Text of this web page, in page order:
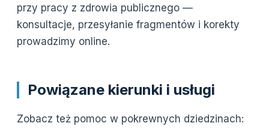
przy pracy z zdrowia publicznego —
konsultacje, przesyłanie fragmentów i korekty
prowadzimy online.
Powiązane kierunki i usługi
Zobacz też pomoc w pokrewnych dziedzinach: